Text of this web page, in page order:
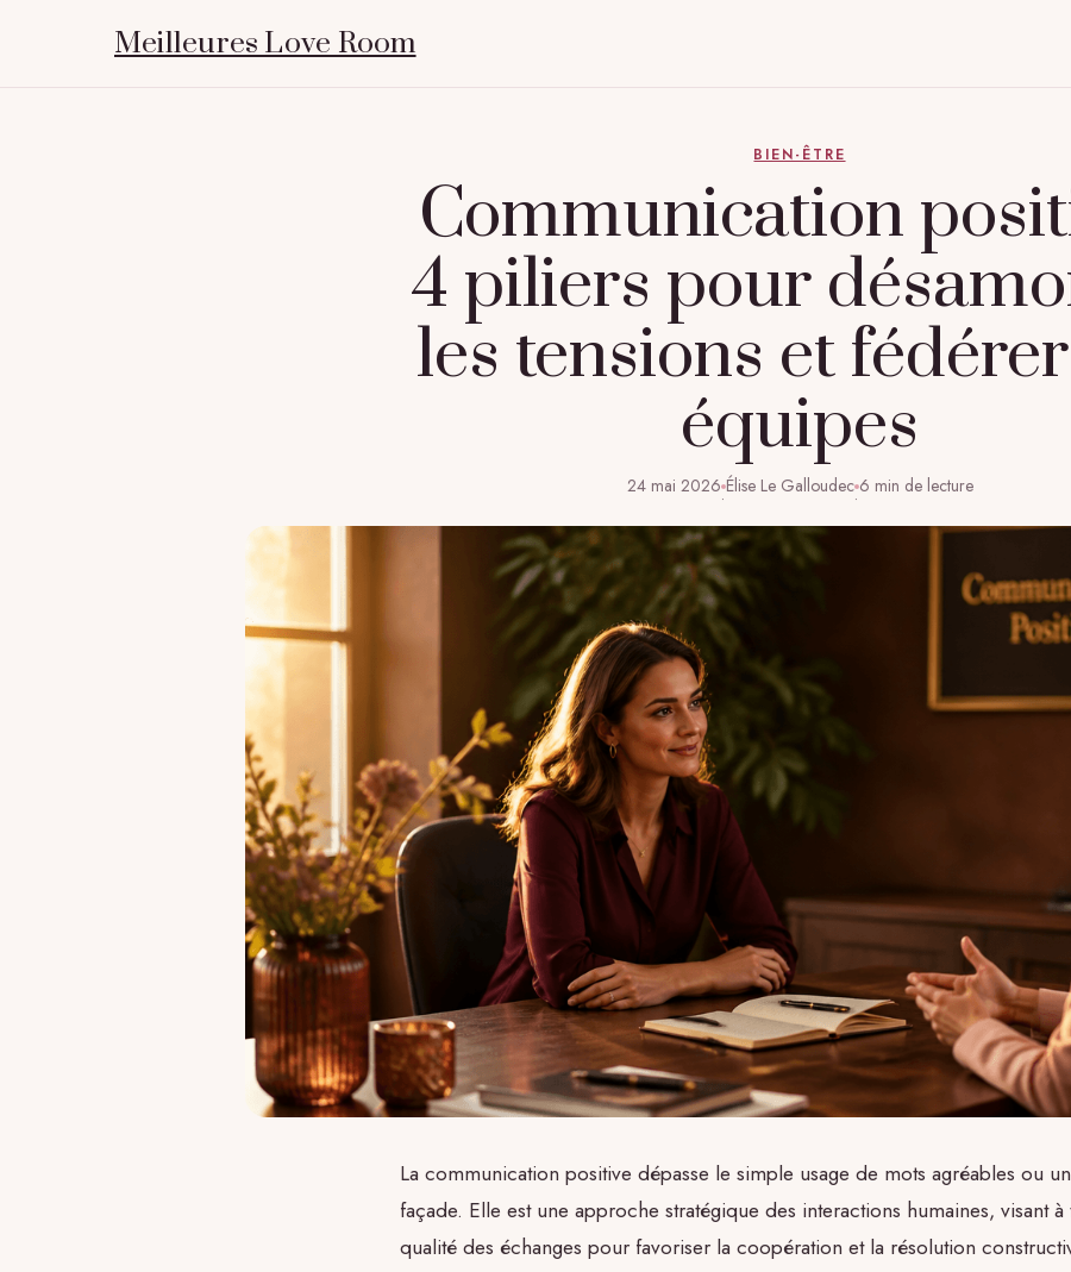
Meilleures Love Room
BIEN-ÊTRE
Communication
4 piliers pour
les tensions et
équipes
24 mai 2026·Élise Le Galloudec·6 min de lecture
La communication positive dépasse le simple usage de mots agréables ou
façade. Elle est une approche stratégique des interactions humaines, visant
qualité des échanges pour favoriser la coopération et la résolution